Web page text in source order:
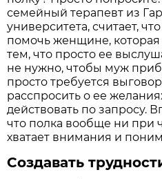
семейный терапевт из
университета, считает,
помочь женщине, которая
тем, что просто ее
не нужно, чтобы муж
просто требуется
расспросить о ее
действовать по запросу.
что полка вообще ни при
хватает внимания и
Создавать